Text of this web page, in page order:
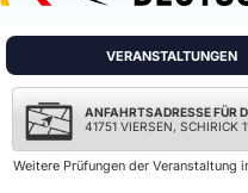
VERANSTALTUNGEN
ANFAHRTSADRESSE FÜR
41751 VIERSEN, SCHIRICK
Weitere Prüfungen der Veranstaltung